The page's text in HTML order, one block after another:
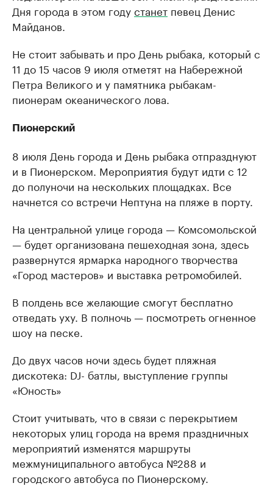
Дня города в этом годустанет певец Денис
Майданов.
Не стоит забывать и про День рыбака, который с
11 до 15 часов 9 июля отметят на Набережной
Петра Великого и у памятника рыбакам-
пионерам океанического лова.
Пионерский
8 июля День города и День рыбака отпразднуют
и в Пионерском. Мероприятия будут идти с 12
до полуночи на нескольких площадках. Все
начнется со встречи Нептуна на пляже в порту.
На центральной улице города — Комсомольской
— будет организована пешеходная зона, здесь
развернутся ярмарка народного творчества
«Город мастеров» и выставка ретромобилей.
В полдень все желающие смогут бесплатно
отведать уху. В полночь — посмотреть огненное
шоу на песке.
До двух часов ночи здесь будет пляжная
дискотека: DJ- батлы, выступление группы
«Юность»
Стоит учитывать, что в связи с перекрытием
некоторых улиц города на время праздничных
мероприятий изменятся маршруты
межмуниципального автобуса №288 и
городского автобуса по Пионерскому.